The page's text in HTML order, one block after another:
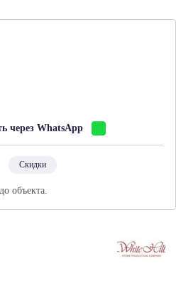
через WhatsApp
Скидки
объекта.